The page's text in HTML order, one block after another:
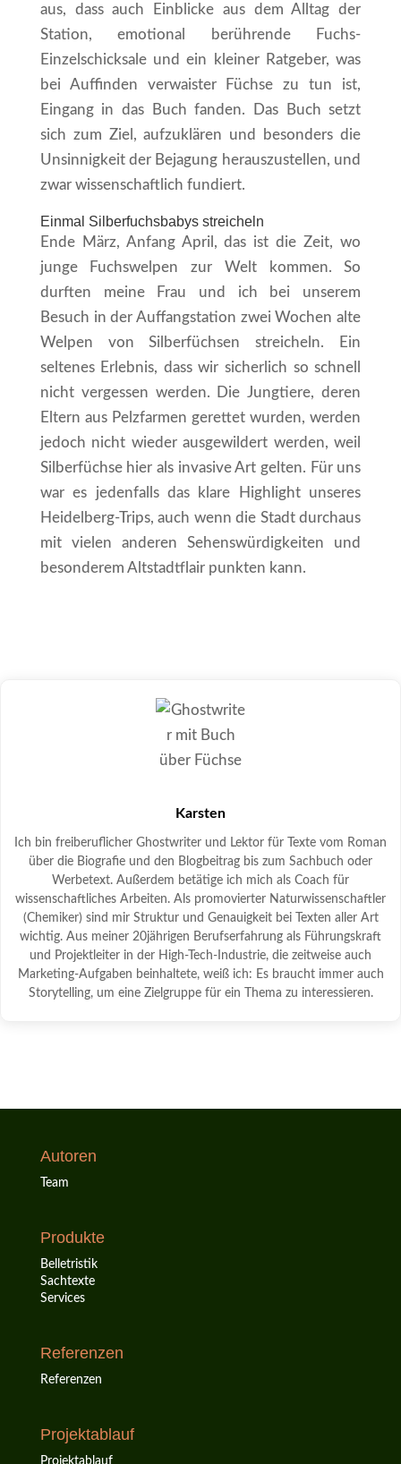
aus, dass auch Einblicke aus dem Alltag der
Station, emotional berührende Fuchs-
Einzelschicksale und ein kleiner Ratgeber, was
bei Auffinden verwaister Füchse zu tun ist,
Eingang in das Buch fanden. Das Buch setzt
sich zum Ziel, aufzuklären und besonders die
Unsinnigkeit der Bejagung herauszustellen, und
zwar wissenschaftlich fundiert.
Einmal Silberfuchsbabys streicheln
Ende März, Anfang April, das ist die Zeit, wo
junge Fuchswelpen zur Welt kommen. So
durften meine Frau und ich bei unserem
Besuch in der Auffangstation zwei Wochen alte
Welpen von Silberfüchsen streicheln. Ein
seltenes Erlebnis, dass wir sicherlich so schnell
nicht vergessen werden. Die Jungtiere, deren
Eltern aus Pelzfarmen gerettet wurden, werden
jedoch nicht wieder ausgewildert werden, weil
Silberfüchse hier als invasive Art gelten. Für uns
war es jedenfalls das klare Highlight unseres
Heidelberg-Trips, auch wenn die Stadt durchaus
mit vielen anderen Sehenswürdigkeiten und
besonderem Altstadtflair punkten kann.
Karsten
Ich bin freiberuflicher Ghostwriter und Lektor für Texte vom Roman
über die Biografie und den Blogbeitrag bis zum Sachbuch oder
Werbetext. Außerdem betätige ich mich als Coach für
wissenschaftliches Arbeiten. Als promovierter Naturwissenschaftler
(Chemiker) sind mir Struktur und Genauigkeit bei Texten aller Art
wichtig. Aus meiner 20jährigen Berufserfahrung als Führungskraft
und Projektleiter in der High-Tech-Industrie, die zeitweise auch
Marketing-Aufgaben beinhaltete, weiß ich: Es braucht immer auch
Storytelling, um eine Zielgruppe für ein Thema zu interessieren.
Autoren
Team
Produkte
Belletristik
Sachtexte
Services
Referenzen
Referenzen
Projektablauf